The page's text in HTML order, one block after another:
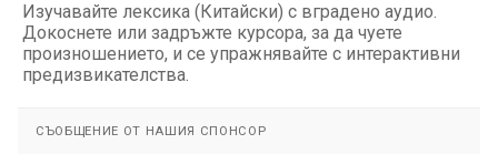
Изучавайте лексика (Китайски) с вградено аудио.
Докоснете или задръжте курсора, за да чуете
произношението, и се упражнявайте с интерактивни
предизвикателства.
СЪОБЩЕНИЕ ОТ НАШИЯ СПОНСОР